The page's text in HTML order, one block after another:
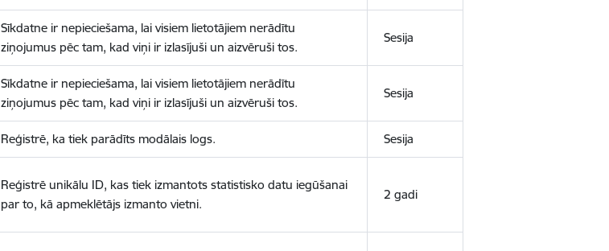
Sīkdatne ir nepieciešama, lai visiem lietotājiem nerādītu
ziņojumus pēc tam, kad viņi ir izlasījuši un aizvēruši tos.
Sesija
Sīkdatne ir nepieciešama, lai visiem lietotājiem nerādītu
ziņojumus pēc tam, kad viņi ir izlasījuši un aizvēruši tos.
Sesija
Reģistrē, ka tiek parādīts modālais logs. Sesija
Reģistrē unikālu ID, kas tiek izmantots statistisko datu iegūšanai
par to, kā apmeklētājs izmanto vietni.
2 gadi